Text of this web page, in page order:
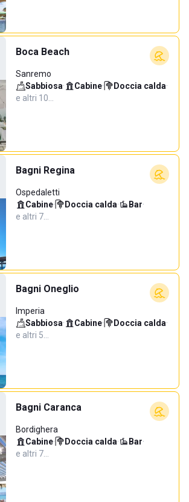
Boca Beach
Sanremo
Sabbiosa· Cabine· Doccia calda·
e altri 10…
Bagni Regina
Ospedaletti
Cabine· Doccia calda· Bar·
e altri 7…
Bagni Oneglio
Imperia
Sabbiosa· Cabine· Doccia calda·
e altri 5…
Bagni Caranca
Bordighera
Cabine· Doccia calda· Bar·
e altri 7…